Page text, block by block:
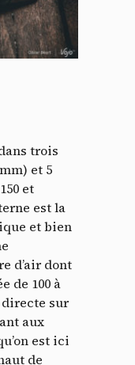
trois
et 5
et
est la
et bien
d’air dont
de 100 à
directe sur
aux
est ici
de